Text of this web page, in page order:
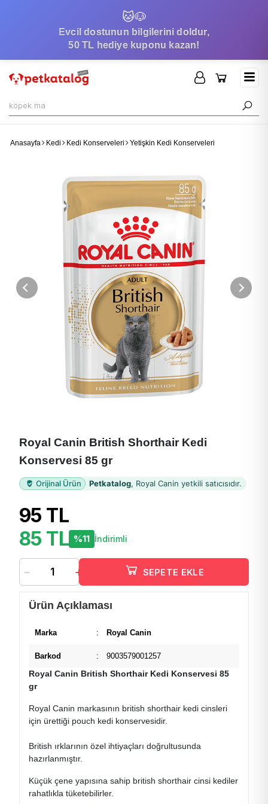
🐱🐶
Evcil dostunun bilgilerini doldur,
50 TL hediye kuponu kazan!
Anasayfa Kedi Kedi Konserveleri Yetişkin Kedi Konserveleri
Royal Canin British Shorthair Kedi
Konservesi 85 gr
Orijinal Ürün Petkatalog, Royal Canin yetkili satıcısıdır.
95 TL
85 TL %11 İndirimli
- + SEPETE EKLE
Ürün Açıklaması
Marka : Royal Canin
Barkod : 9003579001257
Royal Canin British Shorthair Kedi Konservesi 85
gr
Royal Canin markasının british shorthair kedi cinsleri
için ürettiği pouch kedi konservesidir.
British ırklarının özel ihtiyaçları doğrultusunda
hazırlanmıştır.
Küçük çene yapısına sahip british shorthair cinsi kediler
rahatlıkla tüketebilirler.